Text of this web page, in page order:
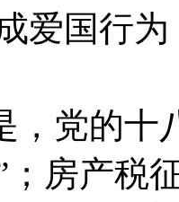
爱国行
，党的十
；房产税